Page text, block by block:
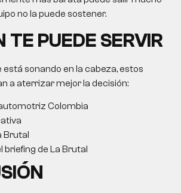
no la puede sostener.
TE PUEDE SERVIR
sonando en la cabeza, estos
a aterrizar mejor la decisión:
Colombia
Brutal
de La Brutal